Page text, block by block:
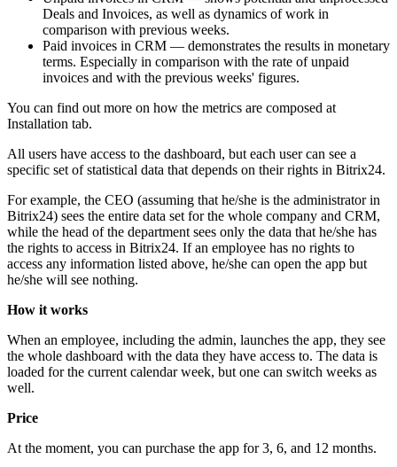
Deals and Invoices, as well as dynamics of work in
comparison with previous weeks.
Paid invoices in CRM — demonstrates the results in monetary
terms. Especially in comparison with the rate of unpaid
invoices and with the previous weeks' figures.
You can find out more on how the metrics are composed at
Installation tab.
All users have access to the dashboard, but each user can see a
specific set of statistical data that depends on their rights in Bitrix24.
For example, the CEO (assuming that he/she is the administrator in
Bitrix24) sees the entire data set for the whole company and CRM,
while the head of the department sees only the data that he/she has
the rights to access in Bitrix24. If an employee has no rights to
access any information listed above, he/she can open the app but
he/she will see nothing.
How it works
When an employee, including the admin, launches the app, they see
the whole dashboard with the data they have access to. The data is
loaded for the current calendar week, but one can switch weeks as
well.
Price
At the moment, you can purchase the app for 3, 6, and 12 months.